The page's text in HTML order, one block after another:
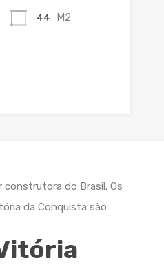
44 M2
construtora do Brasil. Os
da Conquista são: